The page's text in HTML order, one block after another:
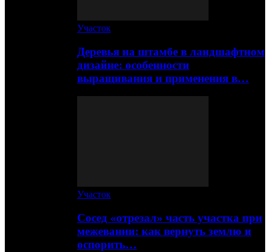
Участок
Деревья на штамбе в ландшафтном
дизайне: особенности
выращивания и применения в…
Участок
Сосед «отрезал» часть участка при
межевании: как вернуть землю и
оспорить…